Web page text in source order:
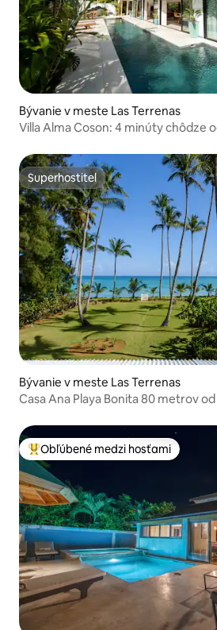
Bývanie v meste Las Terrenas
Villa Alma Coson: 4 minúty chôdze
Superhostiteľ
Superhostiteľ
Bývanie v meste Las Terrenas
Casa Ana Playa Bonita 80 metrov
Najobľúbenejšie medzi hosťami
Obľúbené medzi hosťami